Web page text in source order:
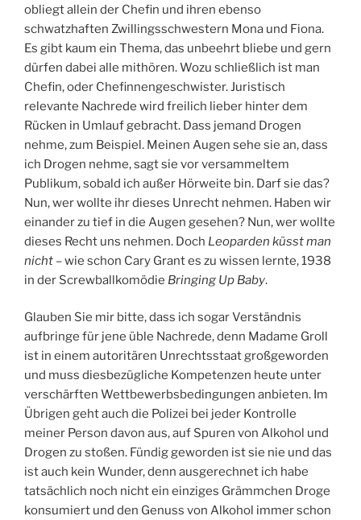
obliegt allein der Chefin und ihren ebenso
schwatzhaften Zwillingsschwestern Mona und Fiona.
Es gibt kaum ein Thema, das unbeehrt bliebe und gern
dürfen dabei alle mithören. Wozu schließlich ist man
Chefin, oder Chefinnengeschwister. Juristisch
relevante Nachrede wird freilich lieber hinter dem
Rücken in Umlauf gebracht. Dass jemand Drogen
nehme, zum Beispiel. Meinen Augen sehe sie an, dass
ich Drogen nehme, sagt sie vor versammeltem
Publikum, sobald ich außer Hörweite bin. Darf sie das?
Nun, wer wollte ihr dieses Unrecht nehmen. Haben wir
einander zu tief in die Augen gesehen? Nun, wer wollte
dieses Recht uns nehmen. Doch Leoparden küsst man
nicht – wie schon Cary Grant es zu wissen lernte, 1938
in der Screwballkomödie Bringing Up Baby.
Glauben Sie mir bitte, dass ich sogar Verständnis
aufbringe für jene üble Nachrede, denn Madame Groll
ist in einem autoritären Unrechtsstaat großgeworden
und muss diesbezügliche Kompetenzen heute unter
verschärften Wettbewerbsbedingungen anbieten. Im
Übrigen geht auch die Polizei bei jeder Kontrolle
meiner Person davon aus, auf Spuren von Alkohol und
Drogen zu stoßen. Fündig geworden ist sie nie und das
ist auch kein Wunder, denn ausgerechnet ich habe
tatsächlich noch nicht ein einziges Grämmchen Droge
konsumiert und den Genuss von Alkohol immer schon